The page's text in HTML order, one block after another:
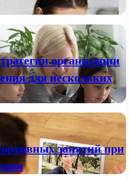
организации
для нескольких
занятий при